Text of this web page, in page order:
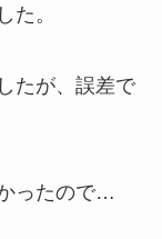
た。
たが、誤差で
ったので…